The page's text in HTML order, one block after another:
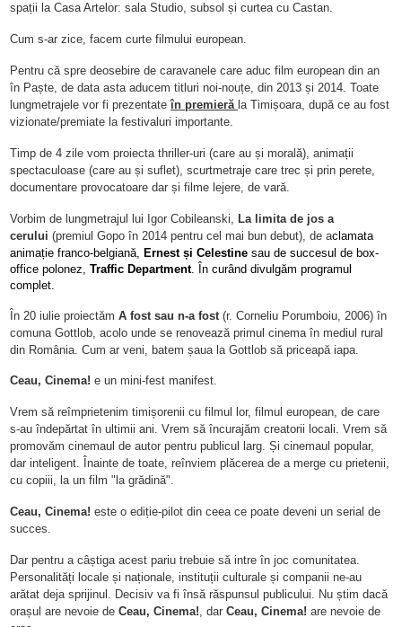
spații la Casa Artelor: sala Studio, subsol și curtea cu Castan.
Cum s-ar zice, facem curte filmului european.
Pentru că spre deosebire de caravanele care aduc film european din an
în Paște, de data asta aducem titluri noi-nouțe, din 2013 și 2014. Toate
lungmetrajele vor fi prezentateîn premieră la Timișoara, după ce au fost
vizionate/premiate la festivaluri importante.
Timp de 4 zile vom proiecta thriller-uri (care au și morală), animații
spectaculoase (care au și suflet), scurtmetraje care trec și prin perete,
documentare provocatoare dar și filme lejere, de vară.
Vorbim de lungmetrajul lui Igor Cobileanski, La limita de jos a
cerului (premiul Gopo în 2014 pentru cel mai bun debut), de aclamata
animație franco-belgiană, Ernest și Celestine sau de succesul de box-
office polonez, Traffic Department. În curând divulgăm programul
complet.
În 20 iulie proiectăm A fost sau n-a fost (r. Corneliu Porumboiu, 2006) în
comuna Gottlob, acolo unde se renovează primul cinema în mediul rural
din România. Cum ar veni, batem șaua la Gottlob să priceapă iapa.
Ceau, Cinema! e un mini-fest manifest.
Vrem să reîmprietenim timișorenii cu filmul lor, filmul european, de care
s-au îndepărtat în ultimii ani. Vrem să încurajăm creatorii locali. Vrem să
promovăm cinemaul de autor pentru publicul larg. Și cinemaul popular,
dar inteligent. Înainte de toate, reînviem plăcerea de a merge cu prietenii,
cu copiii, la un film "la grădină".
Ceau, Cinema! este o ediție-pilot din ceea ce poate deveni un serial de
succes.
Dar pentru a câștiga acest pariu trebuie să intre în joc comunitatea.
Personalități locale și naționale, instituții culturale și companii ne-au
arătat deja sprijinul. Decisiv va fi însă răspunsul publicului. Nu știm dacă
orașul are nevoie de Ceau, Cinema! , dar Ceau, Cinema! are nevoie de